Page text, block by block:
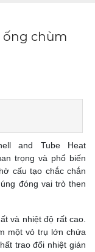
ống chùm
and Tube Heat
trọng và phổ biến
cấu tạo chắc chắn
đóng vai trò then
và nhiệt độ rất cao.
một vỏ trụ lớn chứa
trao đổi nhiệt gián